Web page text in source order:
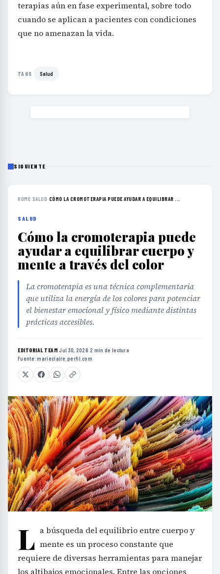
terapias aún en fase experimental, sobre todo
cuando se aplican a pacientes con condiciones
que no amenazan la vida.
TAGS Salud
SIGUIENTE
HOME› SALUD› CÓMO LA CROMOTERAPIA PUEDE AYUDAR A EQUILIBRAR ...
SALUD
Cómo la cromoterapia puede
ayudar a equilibrar cuerpo y
mente a través del color
La cromoterapia es una técnica complementaria
que utiliza la energía de los colores para potenciar
el bienestar emocional y físico mediante distintas
prácticas accesibles.
EDITORIAL TEAM·Jul 30, 2026·2 min de lectura·
Fuente:marieclaire.perfil.com
L a búsqueda del equilibrio entre cuerpo y
mente es un proceso constante que
requiere de diversas herramientas para manejar
los altibajos emocionales. Entre las opciones